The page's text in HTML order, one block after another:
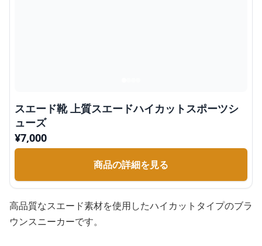
スエード靴 上質スエードハイカットスポーツシ
ューズ
¥7,000
商品の詳細を見る
高品質なスエード素材を使用したハイカットタイプのブラ
ウンスニーカーです。